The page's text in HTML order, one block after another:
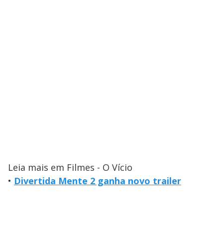
Leia mais em Filmes - O Vício
• Divertida Mente 2 ganha novo trailer